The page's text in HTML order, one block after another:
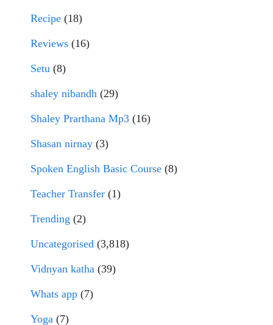
Recipe (18)
Reviews (16)
Setu (8)
shaley nibandh (29)
Shaley Prarthana Mp3 (16)
Shasan nirnay (3)
Spoken English Basic Course (8)
Teacher Transfer (1)
Trending (2)
Uncategorised (3,818)
Vidnyan katha (39)
Whats app (7)
Yoga (7)